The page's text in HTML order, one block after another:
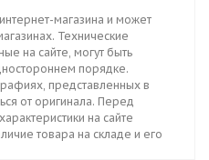
магазина и может
Технические
на сайте, могут быть
порядке.
представленных в
от оригинала. Перед
на сайте
товара на складе и его